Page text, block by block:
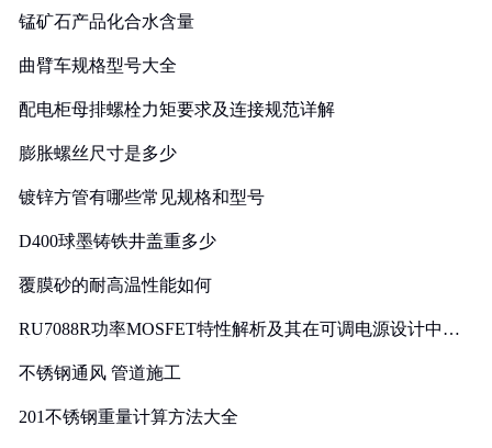
锰矿石产品化合水含量
曲臂车规格型号大全
配电柜母排螺栓力矩要求及连接规范详解
膨胀螺丝尺寸是多少
镀锌方管有哪些常见规格和型号
D400球墨铸铁井盖重多少
覆膜砂的耐高温性能如何
RU7088R功率MOSFET特性解析及其在可调电源设计中的
不锈钢通风 管道施工
201不锈钢重量计算方法大全